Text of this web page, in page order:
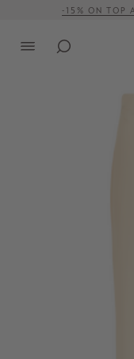
springen-15% ON TOP